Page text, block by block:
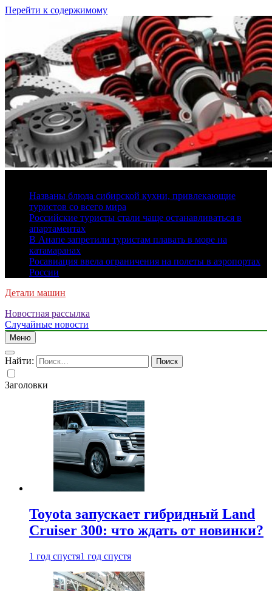
Перейти к содержимому
Названы блюда сибирской кухни, привлекающие
туристов со всего мира
Российские туристы стали чаще останавливаться в
апартаментах
В Анапе запретили туристам плавать в море на
катамаранах
Росавиация ввела ограничения на полеты в аэропортах
России
Детали машин
Новостная рассылка
Случайные новости
Меню
Найти:
Заголовки
Toyota запускает гибридный Land
Cruiser 300: что ждать от новинки?
1 год спустя1 год спустя